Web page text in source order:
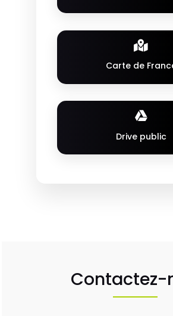
Carte de
Drive public
Contactez-